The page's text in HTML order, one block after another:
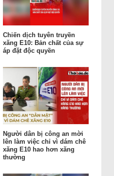
Chiến dịch tuyên truyền
xăng E10: Bản chất của sự
áp đặt độc quyền
Người dân bị công an mời
lên làm việc chỉ vì dám chê
xăng E10 hao hơn xăng
thường